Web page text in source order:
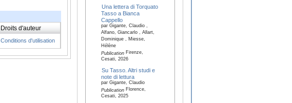
Droits d'auteur
Conditions d'utilisation
Una lettera di Torquato
Tasso a Bianca
Cappello
par Gigante, Claudio ,
Alfano, Giancarlo , Allart,
Dominique , Miesse,
Hélène
PublicationFirenze,
Cesati, 2026
Su Tasso. Altri studi e
note di lettura
par Gigante, Claudio
PublicationFlorence,
Cesati, 2025